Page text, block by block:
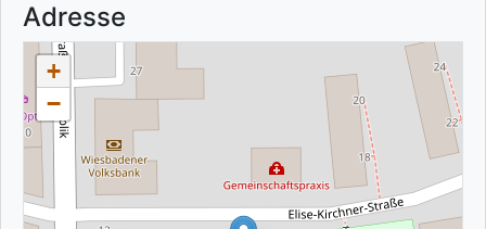
Adresse
+
−